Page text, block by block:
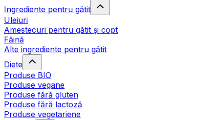
Ingrediente pentru gătit
Uleiuri
Amestecuri pentru gătit și copt
Făină
Alte ingrediente pentru gătit
Diete
Produse BIO
Produse vegane
Produse fără gluten
Produse fără lactoză
Produse vegetariene